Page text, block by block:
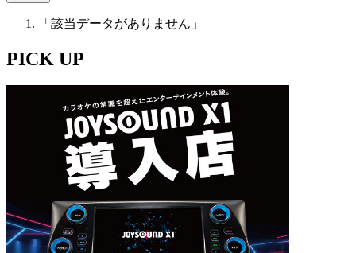
「該当データがありません」
PICK UP